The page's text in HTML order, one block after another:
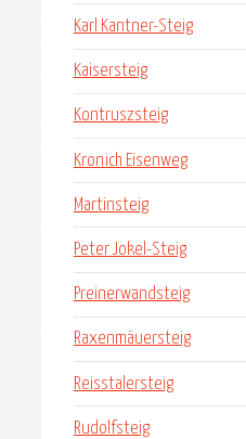
Karl Kantner-Steig
Kaisersteig
Kontruszsteig
Kronich Eisenweg
Martinsteig
Peter Jokel-Steig
Preinerwandsteig
Raxenmäuersteig
Reisstalersteig
Rudolfsteig